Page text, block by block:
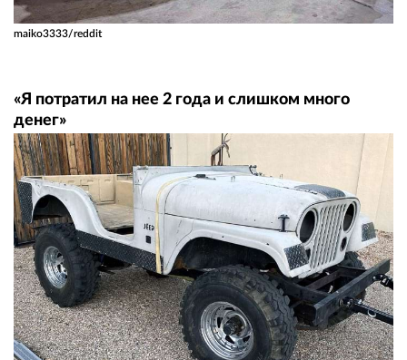
maiko3333/reddit
«Я потратил на нее 2 года и слишком много
денег»